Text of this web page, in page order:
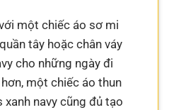
một chiếc áo sơ mi
tây hoặc chân váy
cho những ngày đi
một chiếc áo thun
navy cũng đủ tạo